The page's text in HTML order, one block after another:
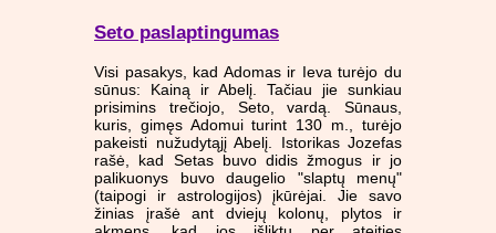
Seto paslaptingumas
Visi pasakys, kad Adomas ir Ieva turėjo du
sūnus: Kainą ir Abelį. Tačiau jie sunkiau
prisimins trečiojo, Seto, vardą. Sūnaus,
kuris, gimęs Adomui turint 130 m., turėjo
pakeisti nužudytąjį Abelį. Istorikas Jozefas
rašė, kad Setas buvo didis žmogus ir jo
palikuonys buvo daugelio "slaptų menų"
(taipogi ir astrologijos) įkūrėjai. Jie savo
žinias įrašė ant dviejų kolonų, plytos ir